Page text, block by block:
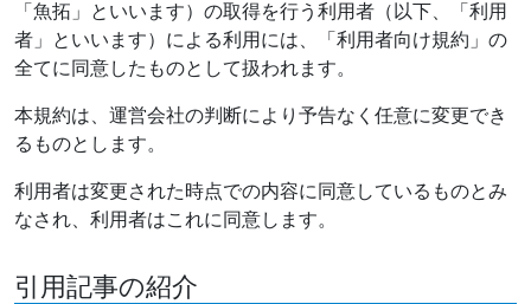
「魚拓」といいます）の取得を行う利用者（以下、「利用
者」といいます）による利用には、「利用者向け規約」の
全てに同意したものとして扱われます。
本規約は、運営会社の判断により予告なく任意に変更でき
るものとします。
利用者は変更された時点での内容に同意しているものとみ
なされ、利用者はこれに同意します。
引用記事の紹介